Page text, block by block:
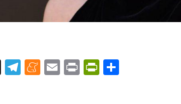
X Telegram
Meneame
EmailPrintPrintFriendly